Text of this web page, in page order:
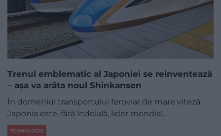
Trenul emblematic al Japoniei se reinventează
– așa va arăta noul Shinkansen
În domeniul transportului feroviar de mare viteză,
Japonia este, fără îndoială, lider mondial…
TEHNOLOGIE